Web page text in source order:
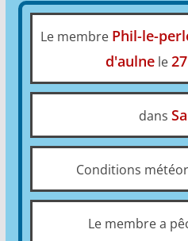
Le membre Phil-le-
d'aulne le
dans
Conditions
Le membre a